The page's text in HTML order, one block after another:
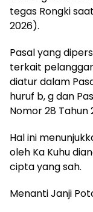
tegas Rongki
2026).
Pasal yang
terkait
diatur dalam
huruf b, g dan
Nomor 28 Tahun
Hal ini
oleh Ka Kuhu
cipta yang sah.
Menanti Janji